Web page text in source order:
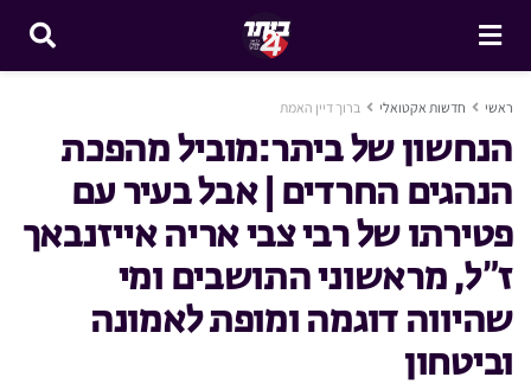
ראשי חדשות אקטואלי ברוך דיין האמת
הנחשון של ביתר:מוביל מהפכת
הנהגים החרדים | אבל בעיר עם
פטירתו של רבי צבי אריה אייזנבאך
ז”ל, מראשוני התושבים ומי
שהיווה דוגמה ומופת לאמונה
וביטחון